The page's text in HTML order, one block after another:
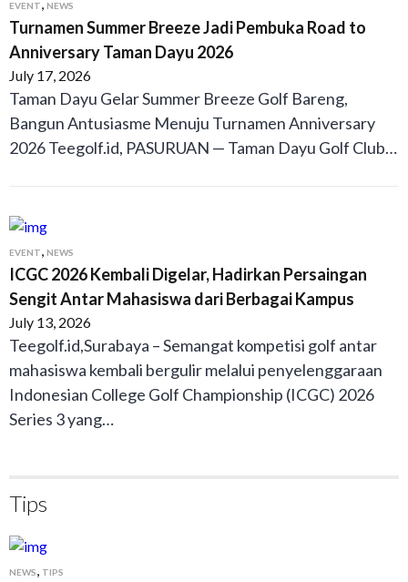
EVENT NEWS
Turnamen Summer Breeze Jadi Pembuka Road to
Anniversary Taman Dayu 2026
July 17, 2026
Taman Dayu Gelar Summer Breeze Golf Bareng,
Bangun Antusiasme Menuju Turnamen Anniversary
2026 Teegolf.id, PASURUAN — Taman Dayu Golf Club…
EVENT NEWS
ICGC 2026 Kembali Digelar, Hadirkan Persaingan
Sengit Antar Mahasiswa dari Berbagai Kampus
July 13, 2026
Teegolf.id,Surabaya – Semangat kompetisi golf antar
mahasiswa kembali bergulir melalui penyelenggaraan
Indonesian College Golf Championship (ICGC) 2026
Series 3 yang…
Tips
NEWS TIPS